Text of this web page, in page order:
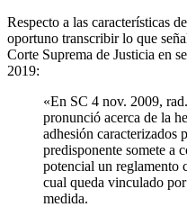
Respecto a las características
oportuno transcribir lo que
Corte Suprema de Justicia en
2019:
«En SC 4 nov. 2009,
pronunció acerca de la
adhesión caracterizados
predisponente somete a
potencial un reglamento
cual queda vinculado
medida.